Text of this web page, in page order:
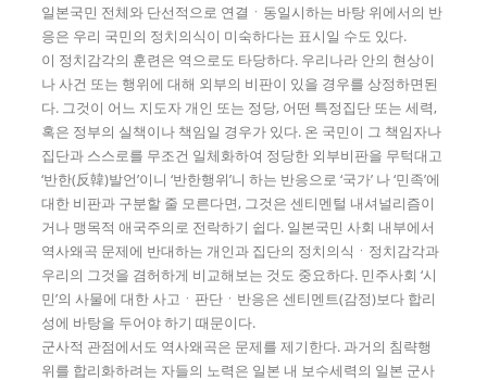
일본국민 전체와 단선적으로 연결ㆍ동일시하는 바탕 위에서의 반
응은 우리 국민의 정치의식이 미숙하다는 표시일 수도 있다.
이 정치감각의 훈련은 역으로도 타당하다. 우리나라 안의 현상이
나 사건 또는 행위에 대해 외부의 비판이 있을 경우를 상정하면된
다. 그것이 어느 지도자 개인 또는 정당, 어떤 특정집단 또는 세력,
혹은 정부의 실책이나 책임일 경우가 있다. 온 국민이 그 책임자나
집단과 스스로를 무조건 일체화하여 정당한 외부비판을 무턱대고
‘반한(反韓)발언’이니 ‘반한행위’니 하는 반응으로 ‘국가’ 나 ‘민족’에
대한 비판과 구분할 줄 모른다면, 그것은 센티멘털 내셔널리즘이
거나 맹목적 애국주의로 전락하기 쉽다. 일본국민 사회 내부에서
역사왜곡 문제에 반대하는 개인과 집단의 정치의식ㆍ정치감각과
우리의 그것을 겸허하게 비교해보는 것도 중요하다. 민주사회 ‘시
민’의 사물에 대한 사고ㆍ판단ㆍ반응은 센티멘트(감정)보다 합리
성에 바탕을 두어야 하기 때문이다.
군사적 관점에서도 역사왜곡은 문제를 제기한다. 과거의 침략행
위를 합리화하려는 자들의 노력은 일본 내 보수세력의 일본 군사